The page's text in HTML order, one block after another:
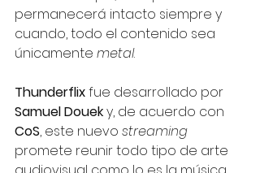
permanecerá intacto siempre y
cuando, todo el contenido sea
únicamente metal.
Thunderflix fue desarrollado por
Samuel Douek y, de acuerdo con
CoS, este nuevo streaming
promete reunir todo tipo de arte